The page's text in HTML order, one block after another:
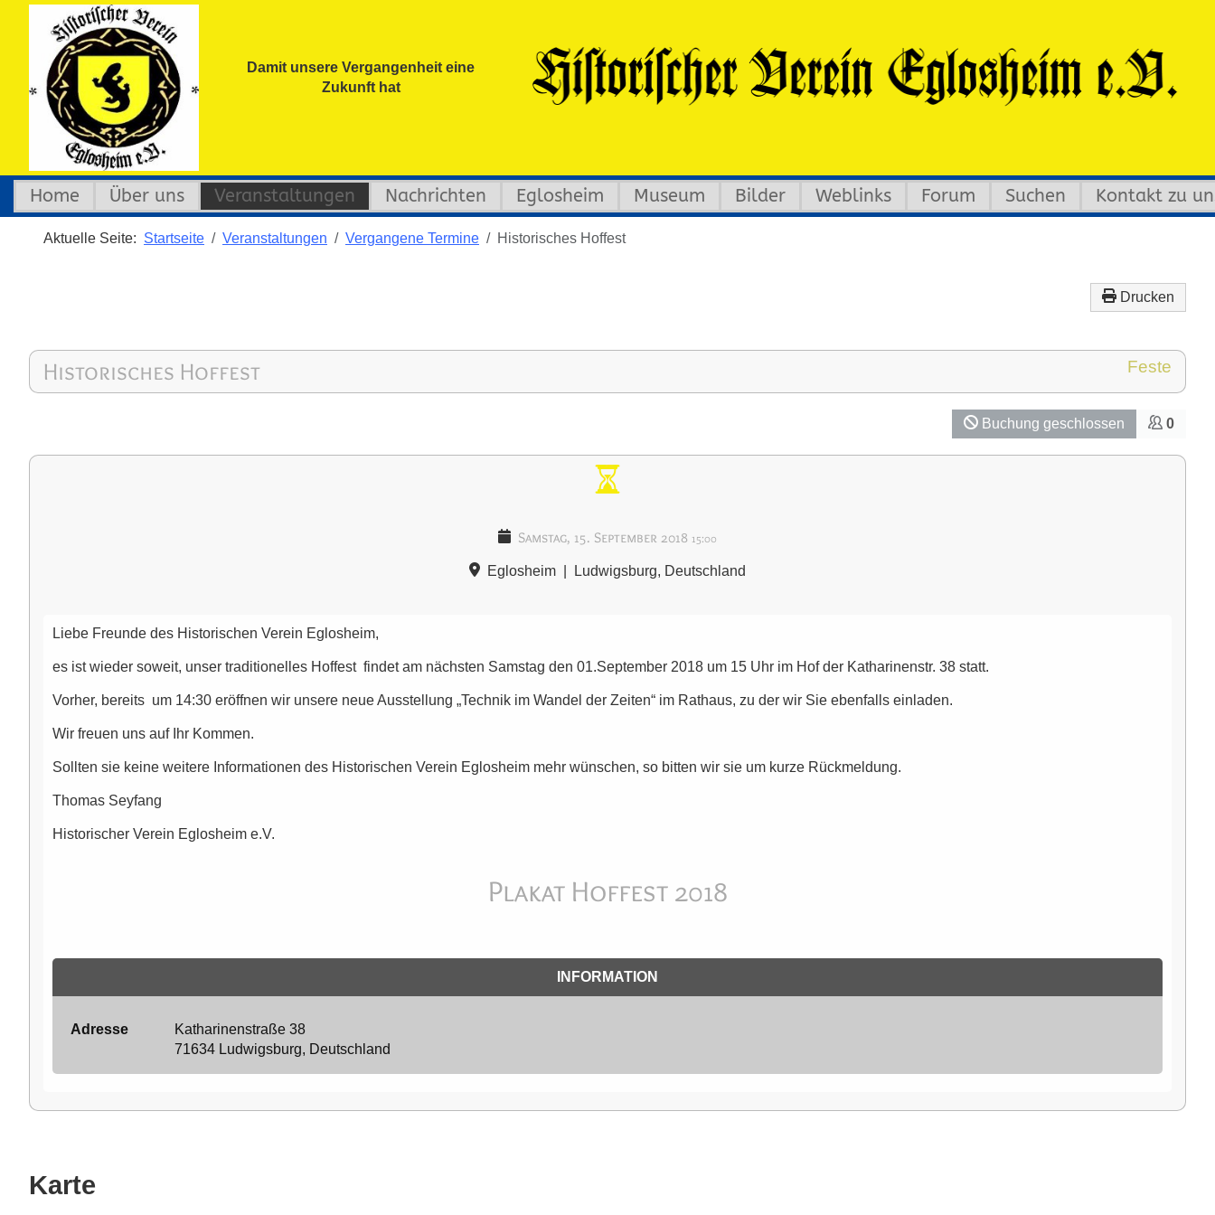
Damit unsere Vergangenheit eine
Zukunft hat
Home Über uns Veranstaltungen Nachrichten Eglosheim Museum Bilder Weblinks Forum Suchen Kontakt zu
Aktuelle Seite: Startseite Veranstaltungen Vergangene Termine Historisches Hoffest
Drucken
Historisches Hoffest Feste
Buchung geschlossen 0
Samstag, 15. September 2018 15:00
Eglosheim Ludwigsburg, Deutschland
Liebe Freunde des Historischen Verein Eglosheim,
es ist wieder soweit, unser traditionelles Hoffest findet am nächsten Samstag den 01.September 2018 um 15 Uhr im Hof der Katharinenstr. 38 statt.
Vorher, bereits um 14:30 eröffnen wir unsere neue Ausstellung „Technik im Wandel der Zeiten“ im Rathaus, zu der wir Sie ebenfalls einladen.
Wir freuen uns auf Ihr Kommen.
Sollten sie keine weitere Informationen des Historischen Verein Eglosheim mehr wünschen, so bitten wir sie um kurze Rückmeldung.
Thomas Seyfang
Historischer Verein Eglosheim e.V.
Plakat Hoffest 2018
INFORMATION
Adresse
Katharinenstraße 38
71634 Ludwigsburg, Deutschland
Karte